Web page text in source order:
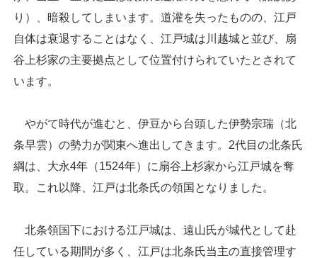
り）、暗殺してしまいます。道灌を失ったものの、江戸
自体は衰退することはなく、江戸城は川越城と並び、扇
谷上杉家の主要拠点として位置付けられていたとされて
います。
やがて時代が進むと、伊豆から台頭した伊勢宗瑞（北
条早雲）の勢力が関東へ進出してきます。2代目の北条氏
綱は、大永4年（1524年）に扇谷上杉家から江戸城を奪
取。これ以降、江戸は北条氏の領国となりました。
北条領国下における江戸城は、遠山氏が城代として赴
任している期間が多く、江戸は北条氏当主の直接管理す